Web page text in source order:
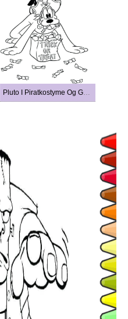
Pluto I Piratkostyme Og Godteripose